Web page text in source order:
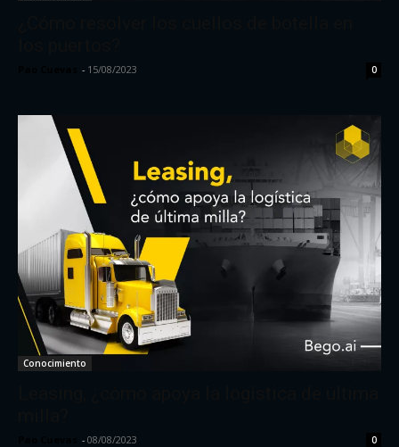
- 15/08/2023 0
Conocimiento
- 08/08/2023 0